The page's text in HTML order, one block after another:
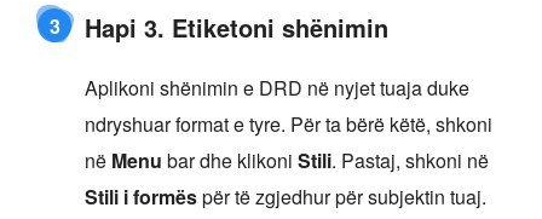
3 Hapi 3. Etiketoni shënimin
Aplikoni shënimin e DRD në nyjet tuaja duke
ndryshuar format e tyre. Për ta bërë këtë, shkoni
në Menu bar dhe klikoni Stili. Pastaj, shkoni në
Stili i formëspër të zgjedhur për subjektin tuaj.